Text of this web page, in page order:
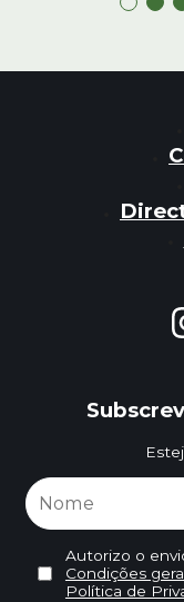
Autorizo o
Condições
Política de